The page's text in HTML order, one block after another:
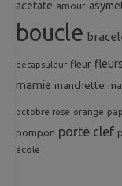
acetate amour
boucle
décapsuleur fleur fleurs
mamie manchette
octobre rose orange
pompon porte clef
école